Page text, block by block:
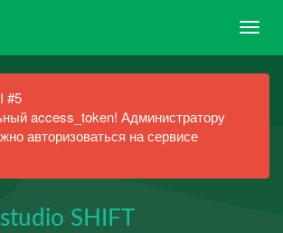
#5
access_token! Администратору
авторизоваться на сервисе
studio SHIFT